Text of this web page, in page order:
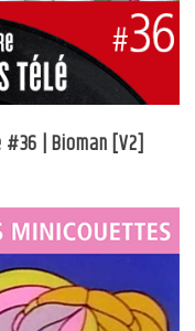
| Bioman [V2]